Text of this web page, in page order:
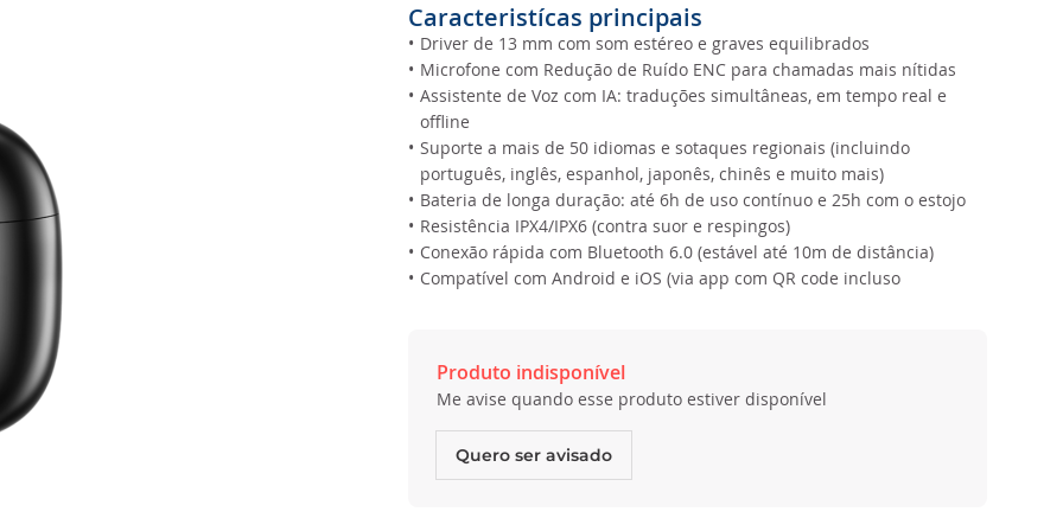
Caracteristícas principais
• Driver de 13 mm com som estéreo e graves equilibrados
• Microfone com Redução de Ruído ENC para chamadas mais nítidas
• Assistente de Voz com IA: traduções simultâneas, em tempo real e
offline
• Suporte a mais de 50 idiomas e sotaques regionais (incluindo
português, inglês, espanhol, japonês, chinês e muito mais)
• Bateria de longa duração: até 6h de uso contínuo e 25h com o estojo
• Resistência IPX4/IPX6 (contra suor e respingos)
• Conexão rápida com Bluetooth 6.0 (estável até 10m de distância)
• Compatível com Android e iOS (via app com QR code incluso
Produto indisponível
Me avise quando esse produto estiver disponível
Quero ser avisado